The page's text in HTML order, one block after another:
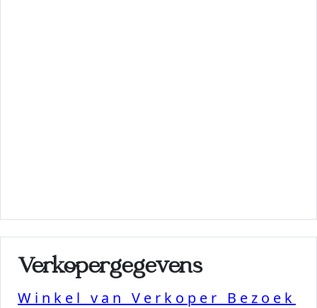
Verkopergegevens
Winkel van Verkoper Bezoek